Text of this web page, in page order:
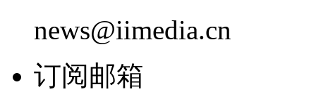
news@iimedia.cn
订阅邮箱